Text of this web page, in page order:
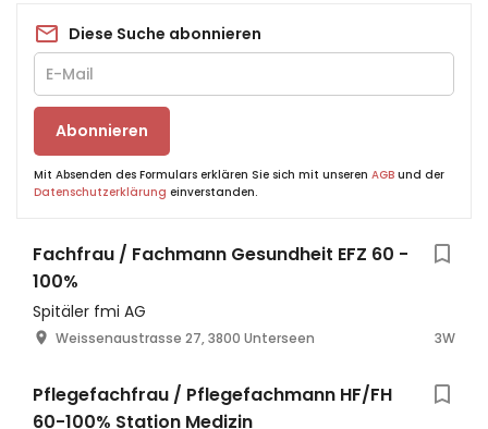
Diese Suche abonnieren
Abonnieren
Mit Absenden des Formulars erklären Sie sich mit unseren AGB und der
Datenschutzerklärung einverstanden.
Fachfrau / Fachmann Gesundheit EFZ 60 -
100%
Spitäler fmi AG
Weissenaustrasse 27, 3800 Unterseen 3W
Pflegefachfrau / Pflegefachmann HF/FH
60-100% Station Medizin